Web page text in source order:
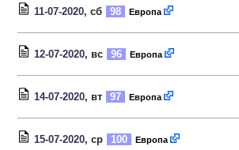
11-07-2020, сб 98 Европа
12-07-2020, вс 96 Европа
14-07-2020, вт 97 Европа
15-07-2020, ср 100 Европа